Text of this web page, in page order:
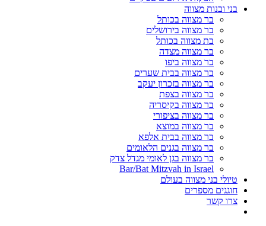
בני ובנות מצווה
בר מצווה בכותל
בר מצווה בירושלים
בת מצווה בכותל
בר מצווה מצדה
בר מצווה ביפו
בר מצווה בבית שערים
בר מצווה בזכרון יעקב
בר מצווה בצפת
בר מצווה בקיסריה
בר מצווה בציפורי
בר מצווה במוצא
בר מצווה בבית אלפא
בר מצווה בגנים הלאומים
בר מצווה בגן לאומי מגדל צדק
Bar/Bat Mitzvah in Israel
טיולי בני מצווה בעולם
חוגגים מספרים
צרו קשר